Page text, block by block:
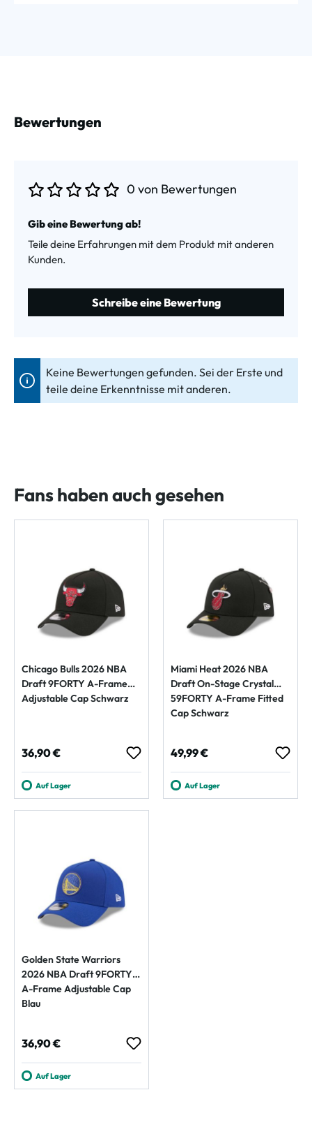
Bewertungen
0 von Bewertungen
Gib eine Bewertung ab!
Teile deine Erfahrungen mit dem Produkt mit anderen
Kunden.
Schreibe eine Bewertung
Keine Bewertungen gefunden. Sei der Erste und
teile deine Erkenntnisse mit anderen.
Fans haben auch gesehen
Chicago Bulls 2026 NBA
Draft 9FORTY A-Frame
Adjustable Cap Schwarz
Regulärer Preis:
36,90 €
Auf Lager
Miami Heat 2026 NBA
Draft On-Stage Crystal
59FORTY A-Frame Fitted
Cap Schwarz
Regulärer Preis:
49,99 €
Auf Lager
Golden State Warriors
2026 NBA Draft 9FORTY
A-Frame Adjustable Cap
Blau
Regulärer Preis:
36,90 €
Auf Lager